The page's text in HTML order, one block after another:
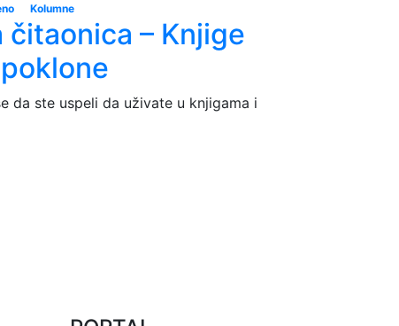
Kolumne
čitaonica – Knjige
da ste uspeli da uživate u knjigama i